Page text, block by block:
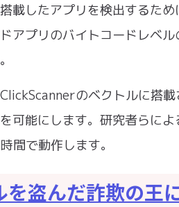
載したアプリを検出するた
アプリのバイトコードレベ
のベクトルに搭
可能にします。研究者らに
間で動作します。
盗んだ詐欺の王